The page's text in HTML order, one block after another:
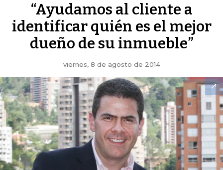
“Ayudamos al cliente a
identificar quién es el mejor
dueño de su inmueble”
viernes, 8 de agosto de 2014